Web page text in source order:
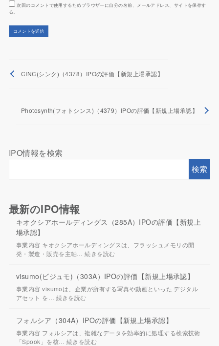
次回のコメントで使用するためブラウザーに自分の名前、メールアドレス、サイトを保存す
る。
CINC(シンク)（4378）IPOの評価【新規上場承認】
Photosynth(フォトシンス)（4379）IPOの評価【新規上場承認】
IPO情報を検索
検索
最新のIPO情報
キオクシアホールディングス（285A）IPOの評価【新規上
場承認】
事業内容 キオクシアホールディングスは、フラッシュメモリの開
発・製造・販売を主軸…続きを読む
visumo(ビジュモ)（303A）IPOの評価【新規上場承認】
事業内容 visumoは、企業が所有する写真や動画といった デジタル
アセット を… 続きを読む
フォルシア（304A）IPOの評価【新規上場承認】
事業内容 フォルシアは、複雑なデータを効率的に処理する検索技術
「Spook」を核… 続きを読む